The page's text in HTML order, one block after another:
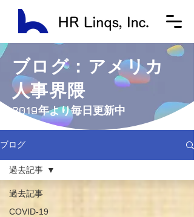
ブログ：アメリカ
人事界隈
​2019年より毎日更新中
ブログ
過去記事
COVID-19
過去記事